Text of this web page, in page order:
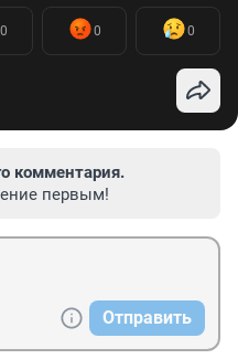
0 0 0
комментария.
первым!
Отправить